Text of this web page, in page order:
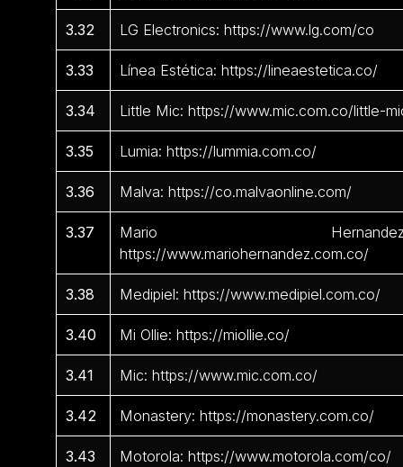
3.32 LG Electronics: https://www.lg.com/co
3.33 Línea Estética: https://lineaestetica.co/
3.34 Little Mic: https://www.mic.com.co/little-
3.35 Lumia: https://lummia.com.co/
3.36 Malva: https://co.malvaonline.com/
3.37
Mario
https://www.mariohernandez.com.co/
3.38 Medipiel: https://www.medipiel.com.co/
3.40 Mi Ollie: https://miollie.co/
3.41 Mic: https://www.mic.com.co/
3.42 Monastery: https://monastery.com.co/
3.43 Motorola: https://www.motorola.com/co/